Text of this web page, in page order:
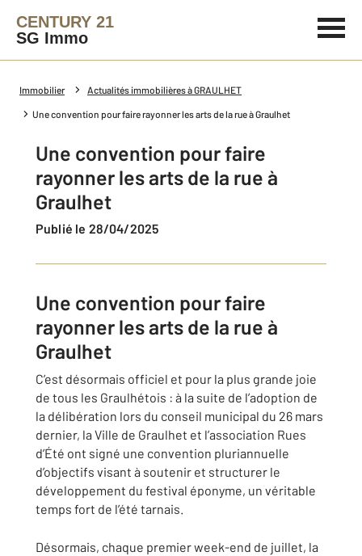
CENTURY 21
SG Immo
Immobilier Actualités immobilières à GRAULHET
Une convention pour faire rayonner les arts de la rue à Graulhet
Une convention pour faire
rayonner les arts de la rue à
Graulhet
Publié le 28/04/2025
Une convention pour faire
rayonner les arts de la rue à
Graulhet
C’est désormais officiel et pour la plus grande joie
de tous les Graulhétois : à la suite de l’adoption de
la délibération lors du conseil municipal du 26 mars
dernier, la Ville de Graulhet et l’association Rues
d’Été ont signé une convention pluriannuelle
d’objectifs visant à soutenir et structurer le
développement du festival éponyme, un véritable
temps fort de l’été tarnais.
Désormais, chaque premier week-end de juillet, la